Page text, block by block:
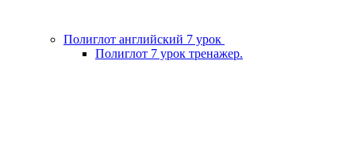
Полиглот английский 7 урок
Полиглот 7 урок тренажер.